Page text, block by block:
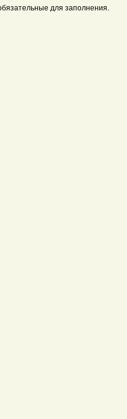
для заполнения.